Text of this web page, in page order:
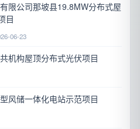
限公司那坡县19.8MW分布式屋
目
06-23
机构屋顶分布式光伏项目
风储一体化电站示范项目